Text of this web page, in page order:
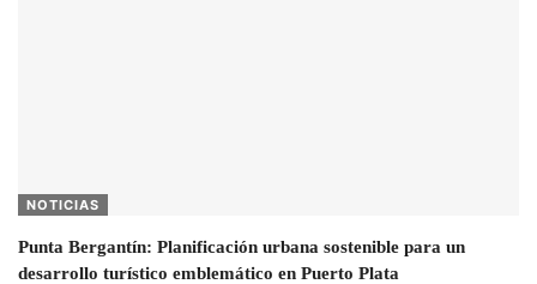
NOTICIAS
Punta Bergantín: Planificación urbana sostenible para un
desarrollo turístico emblemático en Puerto Plata